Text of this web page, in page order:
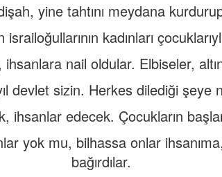
yine tahtını meydana
israiloğullarının kadınları
nail oldular. Elbiseler,
devlet sizin. Herkes dilediği şeye
ihsanlar edecek. Çocukların
yok mu, bilhassa onlar
bağırdılar.